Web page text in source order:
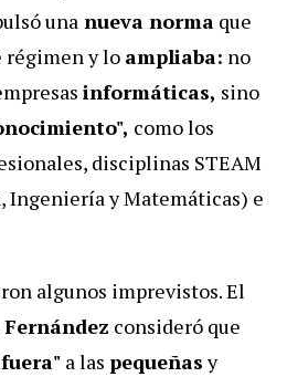
una nueva norma que
régimen y lo ampliaba: no
informáticas, sino
como los
disciplinas STEAM
Ingeniería y Matemáticas) e
algunos imprevistos. El
consideró que
a las pequeñasy